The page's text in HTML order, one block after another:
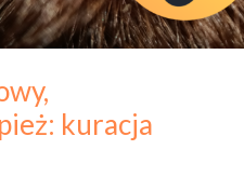
kuracja